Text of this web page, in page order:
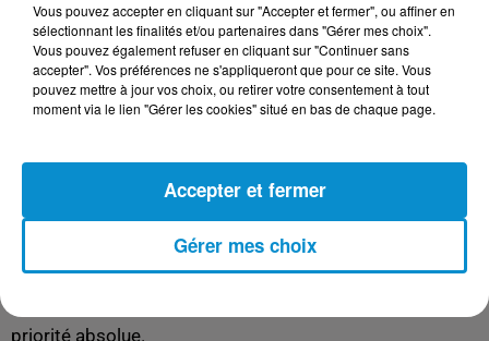
Cette visite de Gérald Darmanin fait suite à celles de
Rachida Dati et de Gérard Larcher, preuve d’une volonté
française de renforcer les liens avec Rabat.
Le ministre de la Justice a insisté sur la «qualité des
les deux pays. «Plus nous nous parlons, plus nous évitons
», a-t-il souligné.
Avec cette coopération renforcée, la France et le Maroc
réaffirment leur volonté commune d’intensifier leur
collaboration judiciaire et sécuritaire, dans un contexte
priorité absolue.
Vous pouvez accepter en cliquant sur "Accepter et fermer", ou affiner en
sélectionnant les finalités et/ou partenaires dans "Gérer mes choix".
Vous pouvez également refuser en cliquant sur "Continuer sans
accepter". Vos préférences ne s'appliqueront que pour ce site. Vous
pouvez mettre à jour vos choix, ou retirer votre consentement à tout
moment via le lien "Gérer les cookies" situé en bas de chaque page.
Gérer mes choix
Accepter et fermer